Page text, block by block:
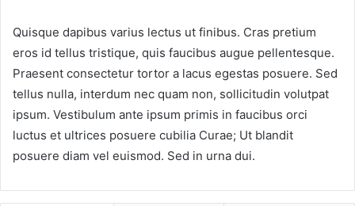
Quisque dapibus varius lectus ut finibus. Cras pretium
eros id tellus tristique, quis faucibus augue pellentesque.
Praesent consectetur tortor a lacus egestas posuere. Sed
tellus nulla, interdum nec quam non, sollicitudin volutpat
ipsum. Vestibulum ante ipsum primis in faucibus orci
luctus et ultrices posuere cubilia Curae; Ut blandit
posuere diam vel euismod. Sed in urna dui.